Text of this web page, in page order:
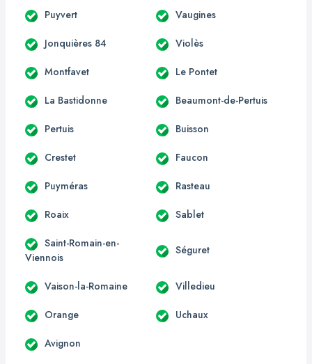
Puyvert Vaugines
Jonquières 84 Violès
Montfavet Le Pontet
La Bastidonne Beaumont-de-Pertuis
Pertuis Buisson
Crestet Faucon
Puyméras Rasteau
Roaix Sablet
Saint-Romain-en-
Viennois
Séguret
Vaison-la-Romaine Villedieu
Orange Uchaux
Avignon